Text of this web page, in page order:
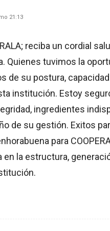
21:13
reciba un cordial
Quienes tuvimos la
de su postura,
institución. Estoy
ingredientes
de su gestión. Exitos
para
la estructura,